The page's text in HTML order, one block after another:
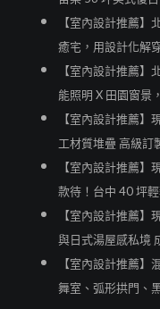
【室內設計推薦
癒宅，用設計化解
【室內設計推薦
能照明 X 田園窗景
【室內設計推薦】
工材質堆疊 高級訂
【室內設計推薦
款待！台中 40 坪
【室內設計推薦
與日式湯屋感私境
【室內設計推薦
舞室、弧形拱門、